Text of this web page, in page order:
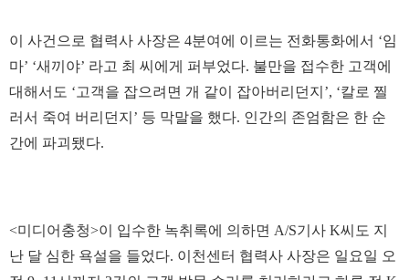
이 사건으로 협력사 사장은 4분여에 이르는 전화통화에서 ‘임
마’ ‘새끼야’ 라고 최 씨에게 퍼부었다. 불만을 접수한 고객에
대해서도 ‘고객을 잡으려면 개 같이 잡아버리던지’, ‘칼로 찔
러서 죽여 버리던지’ 등 막말을 했다. 인간의 존엄함은 한 순
간에 파괴됐다.
<미디어충청>이 입수한 녹취록에 의하면 A/S기사 K씨도 지
난 달 심한 욕설을 들었다. 이천센터 협력사 사장은 일요일 오